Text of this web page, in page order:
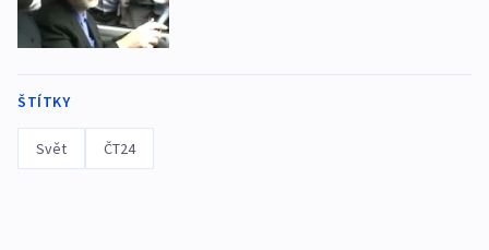
ŠTÍTKY
Svět ČT24